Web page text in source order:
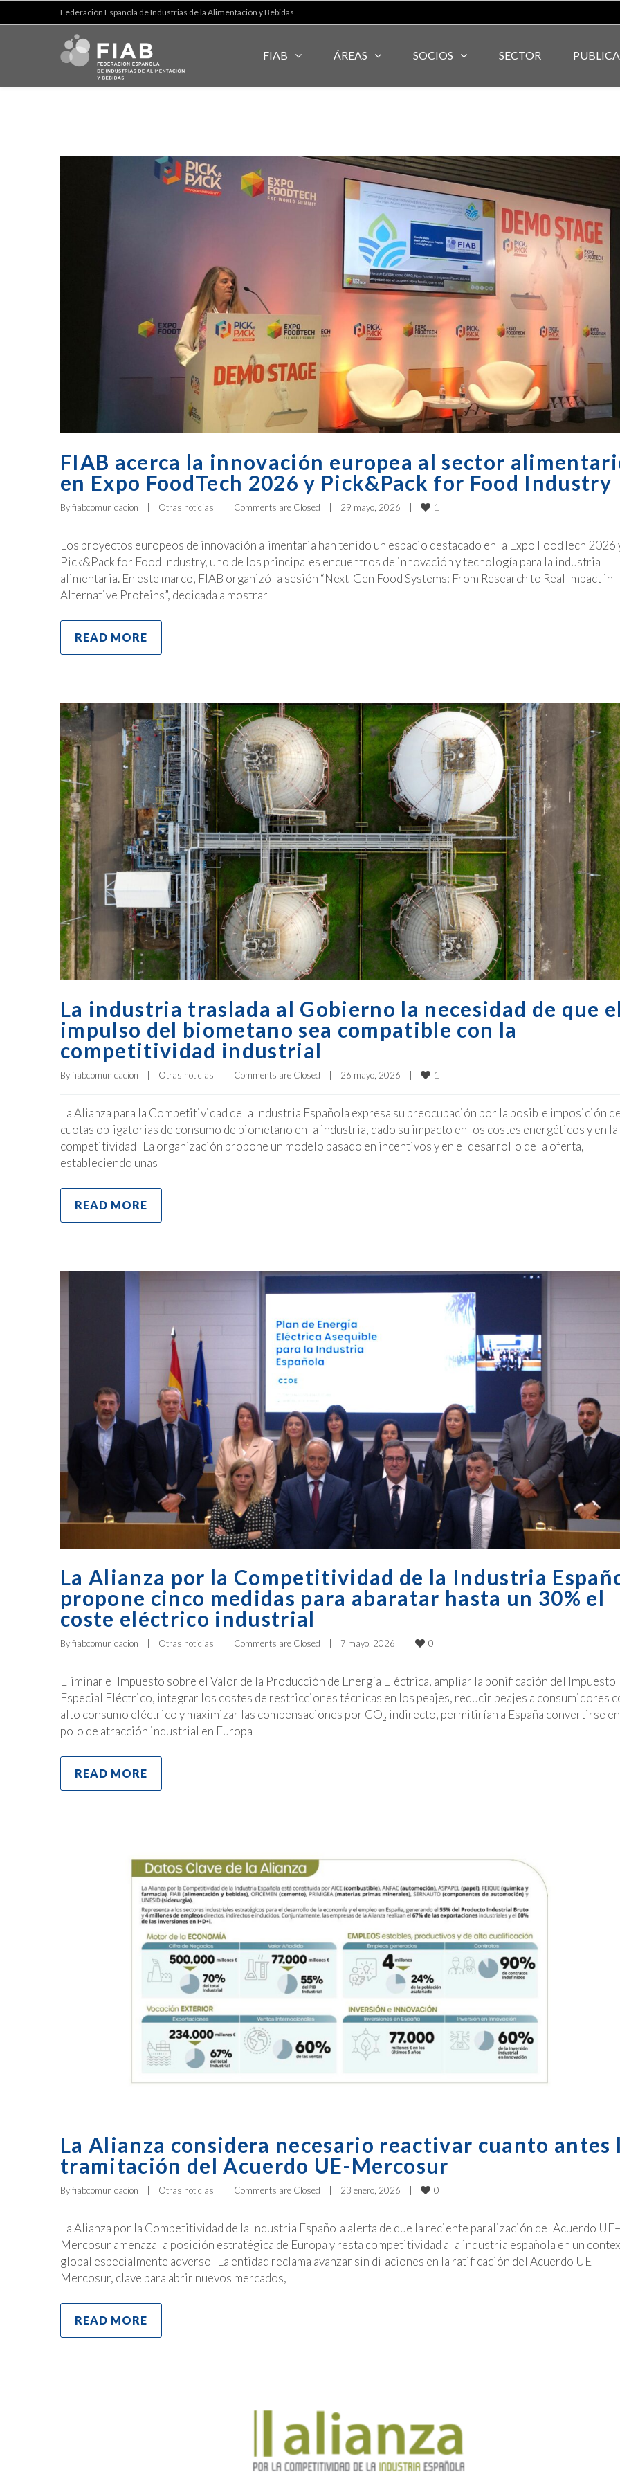
Federación Española de Industrias de la Alimentación y Bebidas
FIAB ÁREAS SOCIOS SECTOR
FIAB acerca la innovación europea al sector
en Expo FoodTech 2026 y Pick&Pack for Food Industry
By fiabcomunicacion Otras noticias Comments are Closed 29 mayo, 2026 1
Los proyectos europeos de innovación alimentaria han tenido un espacio destacado en la Expo FoodTech 2026
Pick&Pack for Food Industry, uno de los principales encuentros de innovación y tecnología para la industria
alimentaria. En este marco, FIAB organizó la sesión “Next-Gen Food Systems: From Research to Real Impact in
Alternative Proteins”, dedicada a mostrar
READ MORE
La industria traslada al Gobierno la necesidad de que
impulso del biometano sea compatible con la
competitividad industrial
By fiabcomunicacion Otras noticias Comments are Closed 26 mayo, 2026 1
La Alianza para la Competitividad de la Industria Española expresa su preocupación por la posible imposición
cuotas obligatorias de consumo de biometano en la industria, dado su impacto en los costes energéticos y en la
competitividad La organización propone un modelo basado en incentivos y en el desarrollo de la oferta,
estableciendo unas
READ MORE
La Alianza por la Competitividad de la Industria
propone cinco medidas para abaratar hasta un 30% el
coste eléctrico industrial
By fiabcomunicacion Otras noticias Comments are Closed 7 mayo, 2026 0
Eliminar el Impuesto sobre el Valor de la Producción de Energía Eléctrica, ampliar la bonificación del Impuesto
Especial Eléctrico, integrar los costes de restricciones técnicas en los peajes, reducir peajes a consumidores
alto consumo eléctrico y maximizar las compensaciones por CO₂ indirecto, permitirían a España convertirse
polo de atracción industrial en Europa
READ MORE
La Alianza considera necesario reactivar cuanto antes
tramitación del Acuerdo UE-Mercosur
By fiabcomunicacion Otras noticias Comments are Closed 23 enero, 2026 0
La Alianza por la Competitividad de la Industria Española alerta de que la reciente paralización del Acuerdo UE–
Mercosur amenaza la posición estratégica de Europa y resta competitividad a la industria española en un
global especialmente adverso La entidad reclama avanzar sin dilaciones en la ratificación del Acuerdo UE–
Mercosur, clave para abrir nuevos mercados,
READ MORE